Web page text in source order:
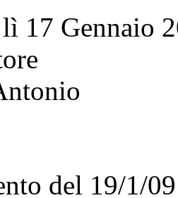
17 Gennaio
del 19/1/09